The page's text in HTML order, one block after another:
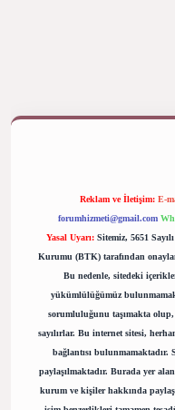
Reklam ve İletişim: E-
forumhizmeti@gmail.com
Yasal Uyarı: Sitemiz, 5651
Kurumu (BTK) tarafından
Bu nedenle, sitedeki
yükümlülüğümüz
sorumluluğunu taşımakta
sayılırlar. Bu internet sitesi,
bağlantısı bulunmamaktadır.
paylaşılmaktadır. Burada yer
kurum ve kişiler hakkında